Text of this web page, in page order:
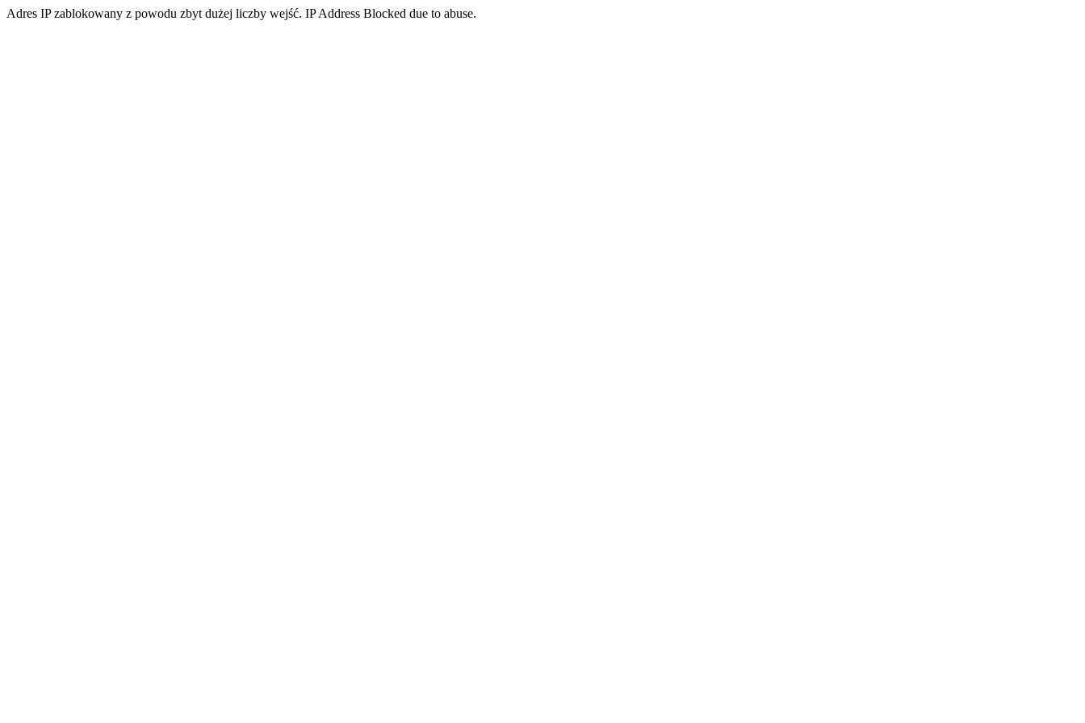
Adres IP zablokowany z powodu zbyt dużej liczby wejść. IP Address Blocked due to abuse.